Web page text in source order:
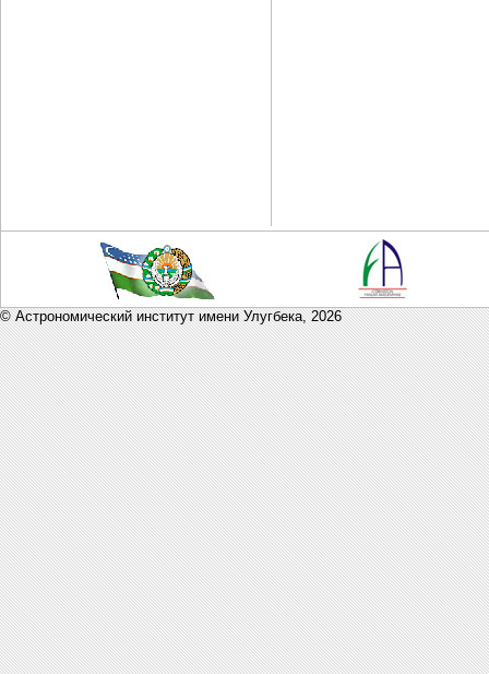
© Астрономический институт имени Улугбека,2026